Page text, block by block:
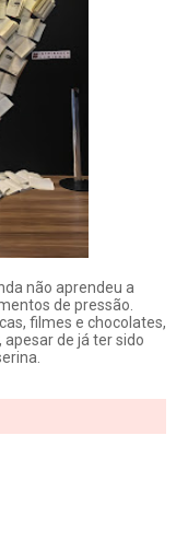
não aprendeu a
de pressão.
filmes e chocolates,
de já ter sido